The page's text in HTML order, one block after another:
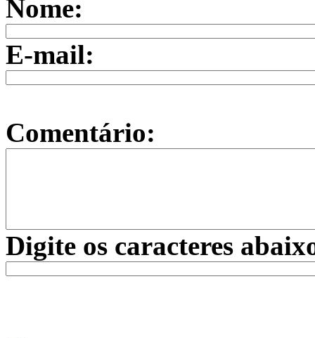
Nome:
E-mail:
Comentário:
Digite os caracteres